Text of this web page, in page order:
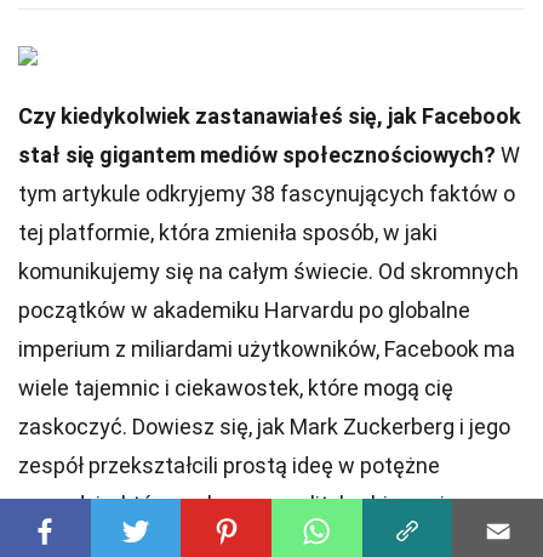
Czy kiedykolwiek zastanawiałeś się, jak Facebook
stał się gigantem mediów społecznościowych? W
tym artykule odkryjemy 38 fascynujących faktów o
tej platformie, która zmieniła sposób, w jaki
komunikujemy się na całym świecie. Od skromnych
początków w akademiku Harvardu po globalne
imperium z miliardami użytkowników, Facebook ma
wiele tajemnic i ciekawostek, które mogą cię
zaskoczyć. Dowiesz się, jak Mark Zuckerberg i jego
zespół przekształcili prostą ideę w potężne
narzędzie, które wpływa na politykę, biznes i
codzienne życie. Przygotuj się na podróż przez